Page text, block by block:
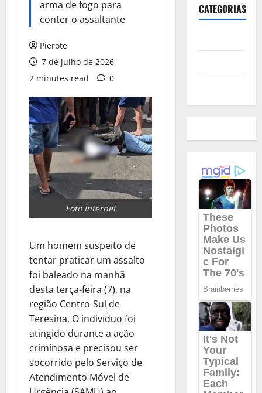
arma de fogo para
conter o assaltante
Pierote
7 de julho de 2026
2 minutes read
0
Foto Internet
Um homem suspeito de
tentar praticar um assalto
foi baleado na manhã
desta terça-feira (7), na
região Centro-Sul de
Teresina. O indivíduo foi
atingido durante a ação
criminosa e precisou ser
socorrido pelo Serviço de
Atendimento Móvel de
CATEGORIAS